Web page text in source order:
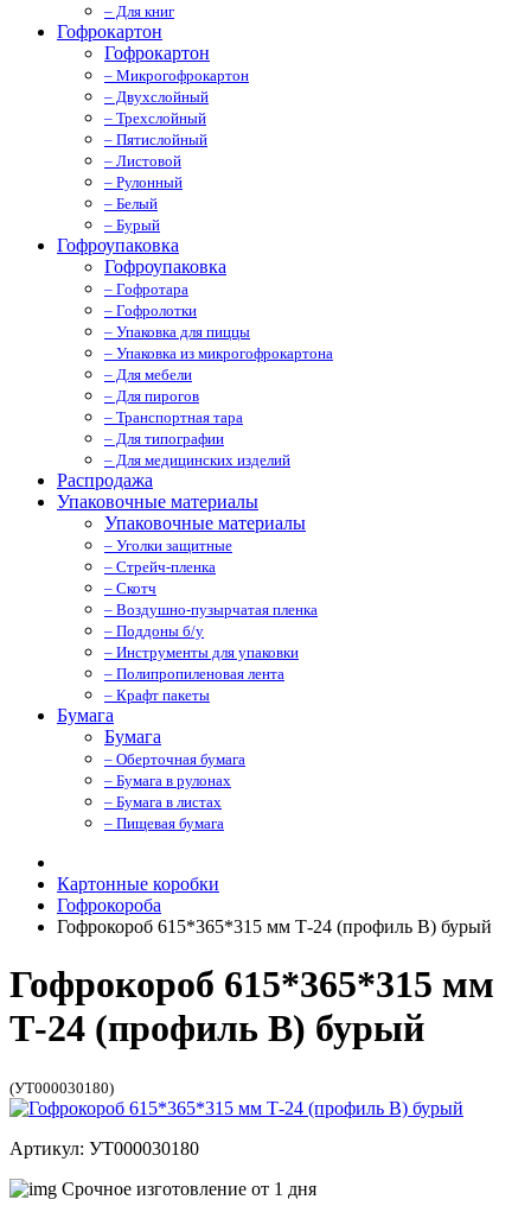
– Для книг
Гофрокартон
Гофрокартон
– Микрогофрокартон
– Двухслойный
– Трехслойный
– Пятислойный
– Листовой
– Рулонный
– Белый
– Бурый
Гофроупаковка
Гофроупаковка
– Гофротара
– Гофролотки
– Упаковка для пиццы
– Упаковка из микрогофрокартона
– Для мебели
– Для пирогов
– Транспортная тара
– Для типографии
– Для медицинских изделий
Распродажа
Упаковочные материалы
Упаковочные материалы
– Уголки защитные
– Стрейч-пленка
– Скотч
– Воздушно-пузырчатая пленка
– Поддоны б/у
– Инструменты для упаковки
– Полипропиленовая лента
– Крафт пакеты
Бумага
Бумага
– Оберточная бумага
– Бумага в рулонах
– Бумага в листах
– Пищевая бумага
Картонные коробки
Гофрокороба
Гофрокороб 615*365*315 мм Т-24 (профиль B) бурый
Гофрокороб 615*365*315 мм
Т-24 (профиль B) бурый
(УТ000030180)
Артикул: УТ000030180
Срочное изготовление от 1 дня